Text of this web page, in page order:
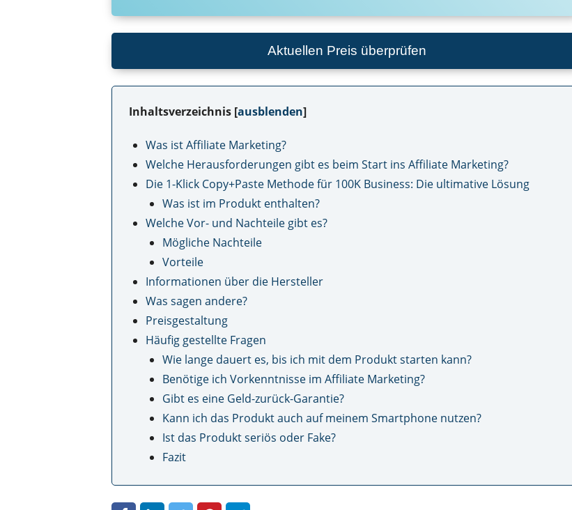
Aktuellen Preis überprüfen
Inhaltsverzeichnis [ausblenden]
Was ist Affiliate Marketing?
Welche Herausforderungen gibt es beim Start ins Affiliate Marketing?
Die 1-Klick Copy+Paste Methode für 100K Business: Die ultimative Lösung
Was ist im Produkt enthalten?
Welche Vor- und Nachteile gibt es?
Mögliche Nachteile
Vorteile
Informationen über die Hersteller
Was sagen andere?
Preisgestaltung
Häufig gestellte Fragen
Wie lange dauert es, bis ich mit dem Produkt starten kann?
Benötige ich Vorkenntnisse im Affiliate Marketing?
Gibt es eine Geld-zurück-Garantie?
Kann ich das Produkt auch auf meinem Smartphone nutzen?
Ist das Produkt seriös oder Fake?
Fazit